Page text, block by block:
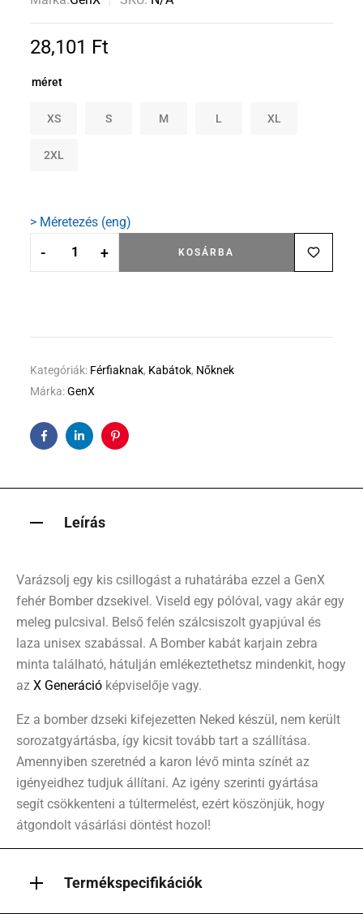
28,101 Ft
méret
XS S M L XL
2XL
> Méretezés (eng)
- + KOSÁRBA
Kategóriák: Férfiaknak, Kabátok, Nőknek
Márka:GenX
FacebookLinkedinPinterest
Leírás
Varázsolj egy kis csillogást a ruhatárába ezzel a GenX
fehér Bomber dzsekivel. Viseld egy pólóval, vagy akár egy
meleg pulcsival. Belső felén szálcsiszolt gyapjúval és
laza unisex szabással. A Bomber kabát karjain zebra
minta található, hátulján emlékeztethetsz mindenkit, hogy
az X Generáció képviselője vagy.
Ez a bomber dzseki kifejezetten Neked készül, nem került
sorozatgyártásba, így kicsit tovább tart a szállítása.
Amennyiben szeretnéd a karon lévő minta színét az
igényeidhez tudjuk állítani. Az igény szerinti gyártása
segít csökkenteni a túltermelést, ezért köszönjük, hogy
átgondolt vásárlási döntést hozol!
Termékspecifikációk